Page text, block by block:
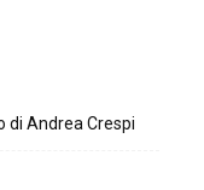
di Andrea Crespi